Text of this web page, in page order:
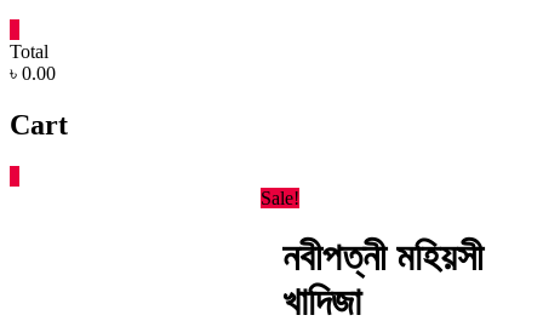
Total
৳ 0.00
Cart
Sale!
নবীপত্নী মহিয়সী
খাদিজা